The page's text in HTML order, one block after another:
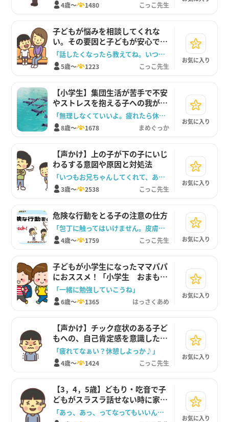
4歳～ 1480 こっこ先生
子どもが悩みを相談してくれな
い。その要因と子どもが安心でき
る声かけ
「話したくなったら教えてね。いつでも味方するからね。」
5歳～ 1223 こっこ先生
お気に入り
【小学生】集団生活が苦手で不安
やストレスを抱える子への我が家
でのサポート方法
「無理しなくていいよ。疲れたら休もう。」
8歳～ 1678 まめぐっか
お気に入り
【声かけ】上の子が下の子にいじ
わるする意図や原因と対処法
「いつもお兄ちゃんしてくれて、ありがとね」
3歳～ 2538 こっこ先生
お気に入り
危険な行動をとる子の注意の仕方
「包丁に触ってはいけません。皮膚が切れて、血がでます。」
4歳～ 1759 こっこ先生 お気に入り
子どもが小学生になったママパパ
におススメ！「小学生 おまもり
手帳」
「一緒に勉強していこうね」
6歳～ 1365 はっさくあめ
お気に入り
【声かけ】チック症状のある子ど
もへの、自己肯定感を意識したサ
ポートの仕方
「疲れてなぁい？休憩しよっか♪」
4歳～ 1424 こっこ先生
お気に入り
【3，4，5歳】どもり・吃音で子
どもがスラスラ話せない時に家庭
で注意したいこと
「あっ、あっ、ってなってもいいんだよ」
お気に入り